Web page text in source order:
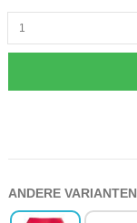
ANDERE VARIANTEN